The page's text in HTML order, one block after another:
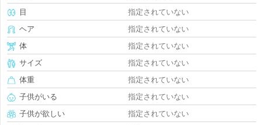
目
指定されていない
ヘア
指定されていない
体
指定されていない
サイズ
指定されていない
体重
指定されていない
子供がいる
指定されていない
子供が欲しい
指定されていない